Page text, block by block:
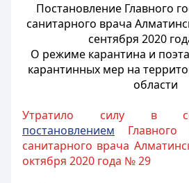
Постановление Главного
санитарного врача
сентября 2020
О режиме карантина и
карантинных мер на
области
Утратило силу в
постановлением Главного
санитарного врача
октября 2020 года № 29